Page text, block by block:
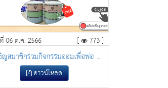
06 ต.ค. 2566 [ 773 ]
ญสมาชิกร่วมกิจกรรมออมเพื่อพ่อ ...
ดาวน์โหลด